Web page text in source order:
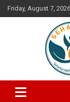
Skip
to
Friday, August 7, 2026
Your's Complete